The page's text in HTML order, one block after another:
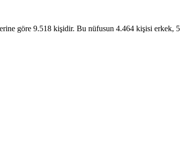
9.518 kişidir. Bu nüfusun 4.464 kişisi erkek,